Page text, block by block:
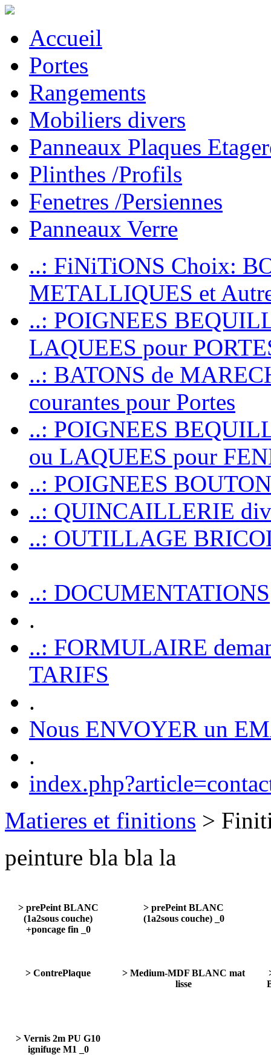
Accueil
Portes
Rangements
Mobiliers divers
Panneaux Plaques
Plinthes /Profils
Fenetres /Persiennes
Panneaux Verre
..: FiNiTiONS Choix:
METALLIQUES et
..: POIGNEES
LAQUEES pour
..: BATONS de
courantes pour Portes
..: POIGNEES
ou LAQUEES pour
..: POIGNEES
..: QUINCAILLERIE
..: OUTILLAGE
..: DOCUMENTATIONS
.
..: FORMULAIRE
TARIFS
.
Nous ENVOYER un
.
Matieres et finitions >
peinture bla bla la
> prePeint BLANC
(1a2sous couche)
+poncage fin _0
> prePeint BLANC
(1a2sous couche) _0
> ContrePlaque
> Medium-MDF BLANC mat
lisse
> Vernis 2m PU G10
ignifuge M1 _0